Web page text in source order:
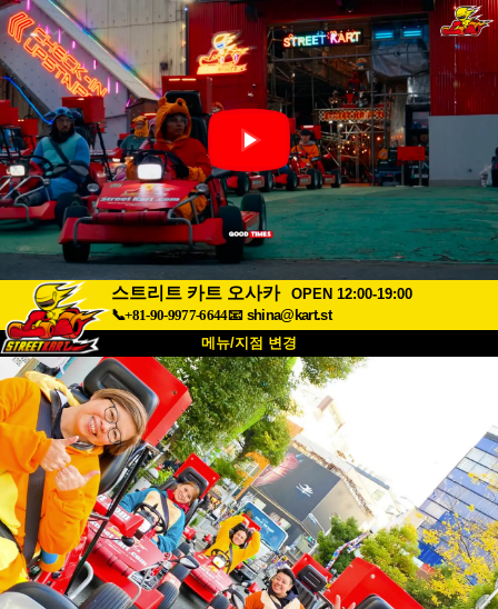
스트리트 카트 오사카
OPEN 12:00-19:00
📞+81-90-9977-6644📧 shina@kart.st
메뉴/지점 변경
최상단
소개 사양
접근성 고객 리뷰 자주 묻는 질문
회사 정보 예약
지점 변경
도쿄 시나가와 #1 도쿄 아키하바라#1